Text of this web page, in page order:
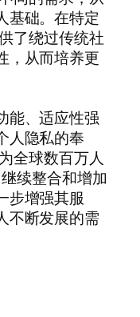
基础。在特定
了绕过传统社
，从而培养更
能、适应性强
人隐私的奉
全球数百万人
续整合和增加
步增强其服
不断发展的需